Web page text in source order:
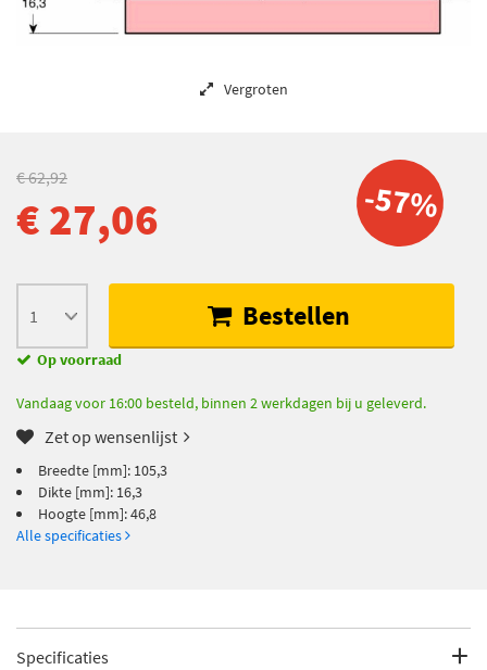
Vergroten
-57%
€ 62,92
€ 27,06
Bestellen
Op voorraad
Vandaag voor 16:00 besteld, binnen 2 werkdagen bij u geleverd.
Zet op wensenlijst
Breedte [mm]: 105,3
Dikte [mm]: 16,3
Hoogte [mm]: 46,8
Alle specificaties
Specificaties